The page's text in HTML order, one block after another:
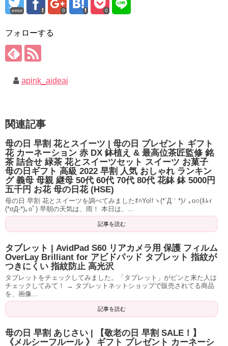
error 0 0
フォローする
apink_aideai
関連記事
母の日 早割 花とスイーツ | 母の日 プレゼント ギフト
花 カーネーション 赤 DX 鉢植え & 最高位茶匠監修 銘
茶 詰合せ 緑茶 花とスイーツセット スイーツ お菓子
母の日ギフト 高級 2022 早割 人気 おしゃれ ランキン
グ 義母 母親 継母 50代 60代 70代 80代 花鉢 鉢 5000円
五千円 お花 母の日花 (HSE)
母の日 早割 花とスイーツを調べてみましたｵﾊYo!!ヽ(*´Д｀*)ﾉ ｡o○(ﾈﾑｨ
(*σД-*)｡oﾟ) 早朝の天気は、雨！ 本日は、...
記事を読む
タブレット | AvidPad S60 リアカメラ用 保護 フィルム
OverLay Brilliant for アビドパッド タブレット 指紋が
つきにくい 指紋防止 高光沢
タブレットをチェックしてみました。「タブレット」がピンと来た人は
チェックしてみて！ → タブレットネットショップで販売されてる商品
を、画像...
記事を読む
母の日 早割 あじさい | 【敬老の日 早割 SALE！】
《メルシーフルール 》 ギフト プレゼント カーネーシ